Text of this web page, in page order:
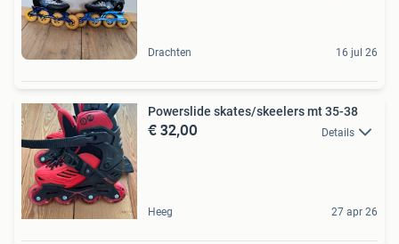
Drachten 16 jul 26
Powerslide skates/skeelers mt 35-38
€ 32,00 Details
Heeg 27 apr 26